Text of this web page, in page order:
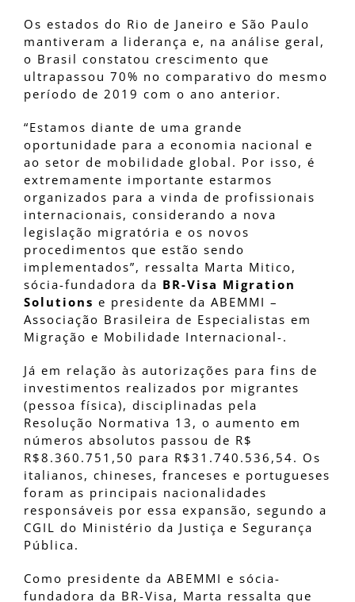
Os estados do Rio de Janeiro e São Paulo
mantiveram a liderança e, na análise geral,
o Brasil constatou crescimento que
ultrapassou 70% no comparativo do mesmo
período de 2019 com o ano anterior.
“Estamos diante de uma grande
oportunidade para a economia nacional e
ao setor de mobilidade global. Por isso, é
extremamente importante estarmos
organizados para a vinda de profissionais
internacionais, considerando a nova
legislação migratória e os novos
procedimentos que estão sendo
implementados”, ressalta Marta Mitico,
sócia-fundadora da BR-Visa Migration
Solutions e presidente da ABEMMI –
Associação Brasileira de Especialistas em
Migração e Mobilidade Internacional-.
Já em relação às autorizações para fins de
investimentos realizados por migrantes
(pessoa física), disciplinadas pela
Resolução Normativa 13, o aumento em
números absolutos passou de R$
R$8.360.751,50 para R$31.740.536,54. Os
italianos, chineses, franceses e portugueses
foram as principais nacionalidades
responsáveis por essa expansão, segundo a
CGIL do Ministério da Justiça e Segurança
Pública.
Como presidente da ABEMMI e sócia-
fundadora da BR-Visa, Marta ressalta que